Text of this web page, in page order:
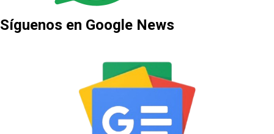
Síguenos en Google News